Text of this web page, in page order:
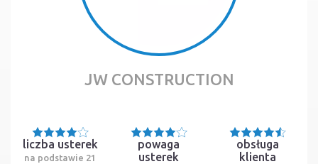
JW CONSTRUCTION
liczba usterek
na podstawie 21
powaga
usterek
obsługa
klienta